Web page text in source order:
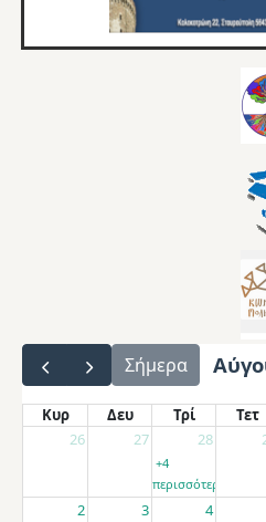
Σήμερα
Κυρ Δευ Τρί Τετ
26
27 28
+4
περισσότερα
2 3 4